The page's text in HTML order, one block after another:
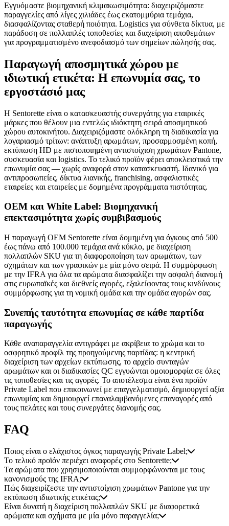
Εγγυόμαστε βιομηχανική κλιμακωσιμότητα: διαχειριζόμαστε
παραγγελίες από λίγες χιλιάδες έως εκατομμύρια τεμάχια,
διασφαλίζοντας σταθερή ποιότητα. Logistics για σύνθετα δίκτυα, με
παράδοση σε πολλαπλές τοποθεσίες και διαχείριση αποθεμάτων
για προγραμματισμένο ανεφοδιασμό των σημείων πώλησής σας.
Παραγωγή αποσμητικά χώρου με
ιδιωτική ετικέτα: Η επωνυμία σας, το
εργοστάσιό μας
Η Sentorette είναι ο κατασκευαστής συνεργάτης για εταιρικές
μάρκες που θέλουν μια εντελώς ιδιόκτητη σειρά αποσμητικού
χώρου αυτοκινήτου. Διαχειριζόμαστε ολόκληρη τη διαδικασία για
λογαριασμό τρίτων: ανάπτυξη αρωμάτων, προσαρμοσμένη κοπή,
εκτύπωση HD με πιστοποιημένη αντιστοίχιση χρωμάτων Pantone,
συσκευασία και logistics. Το τελικό προϊόν φέρει αποκλειστικά την
επωνυμία σας — χωρίς αναφορά στον κατασκευαστή. Ιδανικό για
αντιπροσωπείες, δίκτυα λιανικής, franchising, ασφαλιστικές
εταιρείες και εταιρείες με δομημένα προγράμματα πιστότητας.
OEM και White Label: Βιομηχανική
επεκτασιμότητα χωρίς συμβιβασμούς
Η παραγωγή OEM Sentorette είναι δομημένη για όγκους από 500
έως πάνω από 100.000 τεμάχια ανά κύκλο, με διαχείριση
πολλαπλών SKU για τη διαφοροποίηση των αρωμάτων, των
σχημάτων και των γραφικών με μία μόνο σειρά. Η συμμόρφωση
με την IFRA για όλα τα αρώματα διασφαλίζει την ασφαλή διανομή
στις ευρωπαϊκές και διεθνείς αγορές, εξαλείφοντας τους κινδύνους
συμμόρφωσης για τη νομική ομάδα και την ομάδα αγορών σας.
Συνεπής ταυτότητα επωνυμίας σε κάθε παρτίδα
παραγωγής
Κάθε αναπαραγγελία αντιγράφει με ακρίβεια το χρώμα και το
οσφρητικό προφίλ της προηγούμενης παρτίδας: η κεντρική
διαχείριση των αρχείων εκτύπωσης, το αρχείο συνταγών
αρωμάτων και οι διαδικασίες QC εγγυώνται ομοιομορφία σε όλες
τις τοποθεσίες και τις αγορές. Το αποτέλεσμα είναι ένα προϊόν
Private Label που επικοινωνεί με επαγγελματισμό, δημιουργεί αξία
επωνυμίας και δημιουργεί επαναλαμβανόμενες επαναγορές από
τους πελάτες και τους συνεργάτες διανομής σας.
FAQ
Ποιος είναι ο ελάχιστος όγκος παραγωγής Private Label;
Το τελικό προϊόν περιέχει αναφορές στο Sentorette;
Τα αρώματα που χρησιμοποιούνται συμμορφώνονται με τους
κανονισμούς της IFRA;
Πώς διαχειρίζεστε την αντιστοίχιση χρωμάτων Pantone για την
εκτύπωση ιδιωτικής ετικέτας;
Είναι δυνατή η διαχείριση πολλαπλών SKU με διαφορετικά
αρώματα και σχήματα με μία μόνο παραγγελία;